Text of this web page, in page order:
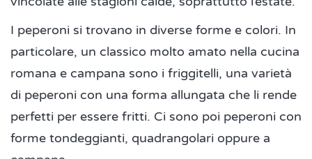
I peperoni si trovano in diverse forme e colori. In
particolare, un classico molto amato nella cucina
romana e campana sono i friggitelli, una varietà
di peperoni con una forma allungata che li rende
perfetti per essere fritti. Ci sono poi peperoni con
forme tondeggianti, quadrangolari oppure a